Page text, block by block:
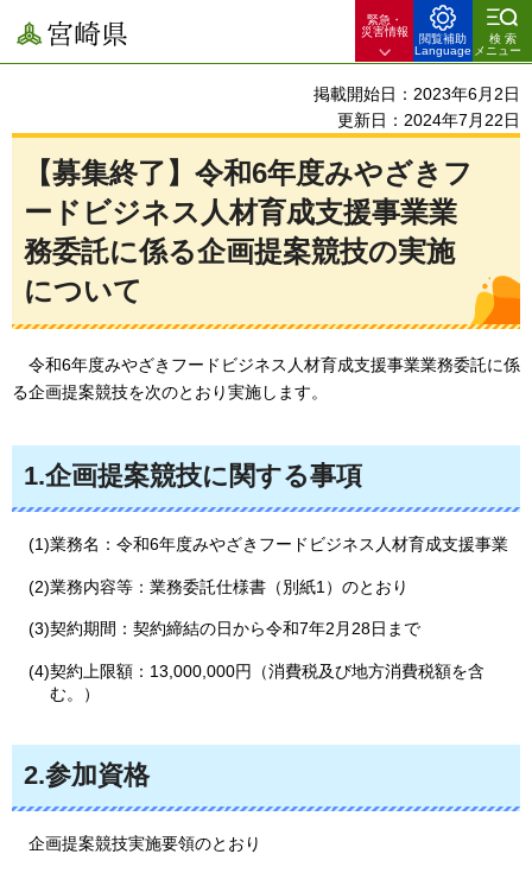
宮崎県
緊急・
災害情報
閲覧補助
Language
検索
メニュー
掲載開始日：2023年6月2日
更新日：2024年7月22日
【募集終了】令和6年度みやざきフ
ードビジネス人材育成支援事業業
務委託に係る企画提案競技の実施
について
令和6年度みやざきフードビジネス人材育成支援事業業務委託に係
る企画提案競技を次のとおり実施します。
1.企画提案競技に関する事項
(1)業務名：令和6年度みやざきフードビジネス人材育成支援事業
(2)業務内容等：業務委託仕様書（別紙1）のとおり
(3)契約期間：契約締結の日から令和7年2月28日まで
(4)契約上限額：13,000,000円（消費税及び地方消費税額を含
む。）
2.参加資格
企画提案競技実施要領のとおり